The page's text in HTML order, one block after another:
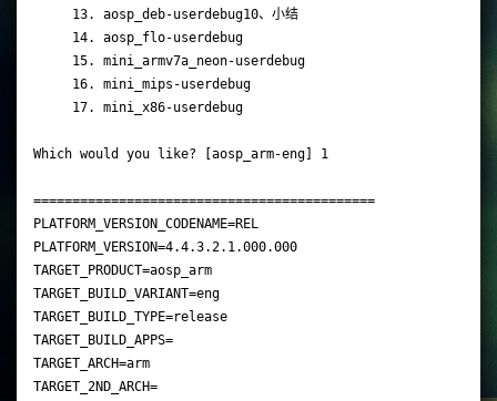
     13. aosp_deb-userdebug10、小结
     14. aosp_flo-userdebug
     15. mini_armv7a_neon-userdebug
     16. mini_mips-userdebug
     17. mini_x86-userdebug
Which would you like? [aosp_arm-eng] 1
============================================
PLATFORM_VERSION_CODENAME=REL
PLATFORM_VERSION=4.4.3.2.1.000.000
TARGET_PRODUCT=aosp_arm
TARGET_BUILD_VARIANT=eng
TARGET_BUILD_TYPE=release
TARGET_BUILD_APPS=
TARGET_ARCH=arm
TARGET_2ND_ARCH=